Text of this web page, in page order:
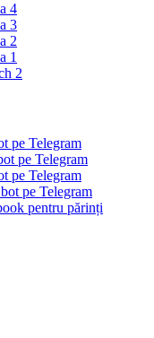
4
3
2
1
2
pe Telegram
pe Telegram
pe Telegram
pe Telegram
pentru părinți